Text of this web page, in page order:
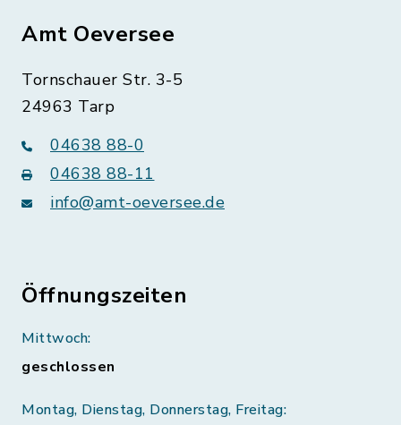
Amt Oeversee
Tornschauer Str. 3-5
24963 Tarp
04638 88-0
04638 88-11
info@amt-oeversee.de
Öffnungszeiten
Mittwoch:
geschlossen
Montag, Dienstag, Donnerstag, Freitag: